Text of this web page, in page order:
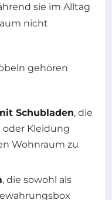
sie im Alltag
nicht
gehören
Schubladen, die
Kleidung
Wohnraum zu
, die sowohl als